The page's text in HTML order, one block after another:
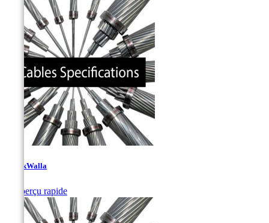
ChuckWalla
Aperçu rapide